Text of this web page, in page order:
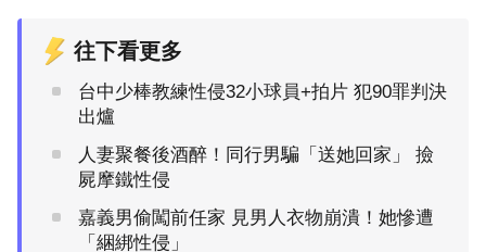
往下看更多
台中少棒教練性侵32小球員+拍片 犯90罪判決
出爐
人妻聚餐後酒醉！同行男騙「送她回家」 撿
屍摩鐵性侵
嘉義男偷闖前任家 見男人衣物崩潰！她慘遭
「綑綁性侵」